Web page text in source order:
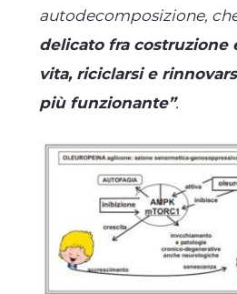
autodecomposizione,
delicato fra costruzione
vita, riciclarsi e
più funzionante”.